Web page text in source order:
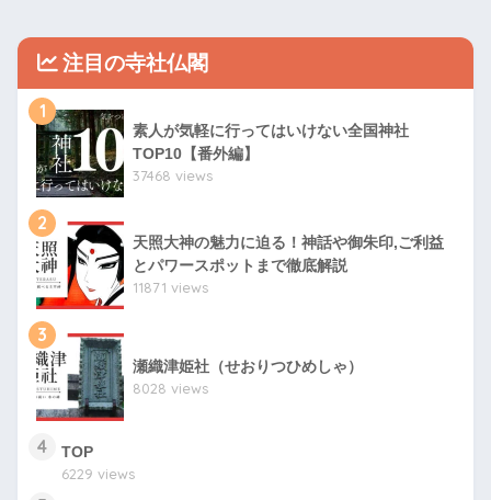
注目の寺社仏閣
1
素人が気軽に行ってはいけない全国神社
TOP10【番外編】
37468 views
2
天照大神の魅力に迫る！神話や御朱印,ご利益
とパワースポットまで徹底解説
11871 views
3
瀬織津姫社（せおりつひめしゃ）
8028 views
4
TOP
6229 views